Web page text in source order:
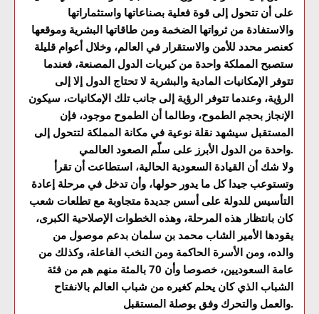
على أن تتحول إلى قوة فعلية بصناعاتها واستثماراتها
والاستفادة من ثرواتها الضخمة ومن طاقاتها البشرية وموقعها
كعنصر محدد للأمن والاستقرار في العالم، وخلال أعوام قليلة
ستصبح المملكة واحدة من كبريات الدول المصنعة، فعندما
تتوفر الإمكانيات المادية والبشرية لا تحتاج الدول إلا إلى
الرؤية، وعندما تتوفر الرؤية إلى جانب تلك الإمكانيات، سيكون
الإنجاز بحجم الطموح، وطالما أن الطموح موجود، فإن
المستقبل سيشهد نقلة نوعية في مكانة المملكة لتتحول إلى
واحدة من الدول الأبرز على سلّم الصعود العالمي.
ولا شك أن القيادة السعودية الحالية، استطاعت أن تقرأ
وتستوعب جيدا كل ما يدور حولها، وأن تدخل في مرحلة إعادة
التأسيس للدولة على أسس جديدة متجاوبة مع تطلعات شعب
كان بانتظار هذه المرحلة، وهذه الخطوات الإصلاحية الكبرى،
يقودها الأمير الشاب محمد بن سلمان بدعم موصول من
والده، ومن الأسرة الحاكمة ومن النخب الفاعلة، وكذلك من
عامة السعوديين، خصوصا وأن 70 بالمئة منهم هم من فئة
الشباب الذي كان يحلم كغيره من شباب العالم بالانفتاح
والعمل والتحرك وفق بوصلة المستقبل.